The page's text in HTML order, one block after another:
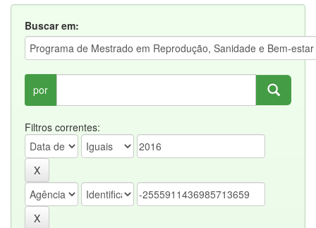
Buscar em:
por
Filtros correntes: